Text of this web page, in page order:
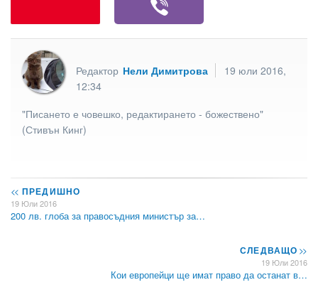
Редактор Нели Димитрова
19 юли 2016,
12:34
"Писането е човешко, редактирането - божествено"
(Стивън Кинг)
<< ПРЕДИШНО
19 Юли 2016
200 лв. глоба за правосъдния министър за…
СЛЕДВАЩО>>
19 Юли 2016
Кои европейци ще имат право да останат в…